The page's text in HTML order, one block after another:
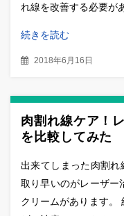
れ線を改善する必要が
続きを読む
2018年6月16日
肉割れ線ケア！
を比較してみた
出来てしまった肉割れ
取り早いのがレーザー
クリームがあります。